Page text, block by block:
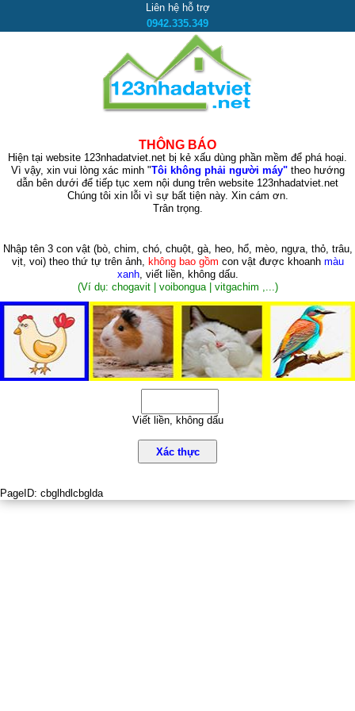
Liên hệ hỗ trợ
0942.335.349
THÔNG BÁO
Hiện tại website 123nhadatviet.net bị kẻ xấu dùng phần mềm để phá hoại.
Vì vậy, xin vui lòng xác minh "Tôi không phải người máy"theo hướng
dẫn bên dưới để tiếp tục xem nội dung trên website 123nhadatviet.net
Chúng tôi xin lỗi vì sự bất tiện này. Xin cám ơn.
Trân trọng.
Nhập tên 3 con vật (bò, chim, chó, chuột, gà, heo, hổ, mèo, ngựa, thỏ, trâu,
vịt, voi)theo thứ tự trên ảnh, không bao gồm con vật được khoanh màu
xanh, viết liền, không dấu.
(Ví dụ: chogavit | voibongua | vitgachim ,...)
Viết liền, không dấu
Xác thực
PageID: cbglhdlcbglda